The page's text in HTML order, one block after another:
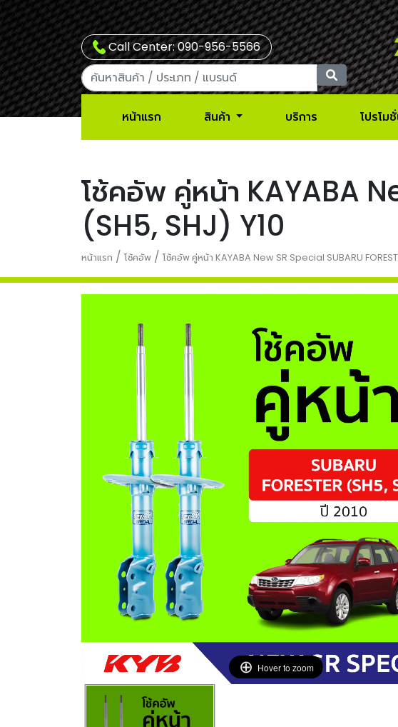
Call Center: 090-956-5566
หน้าแรก สินค้า บริการ โปรโม
โช้คอัพ คู่หน้า KAYABA
(SH5, SHJ) Y10
หน้าแรก / โช้คอัพ / โช้คอัพ คู่หน้า KAYABA New SR Special SUBARU
Hover to zoom